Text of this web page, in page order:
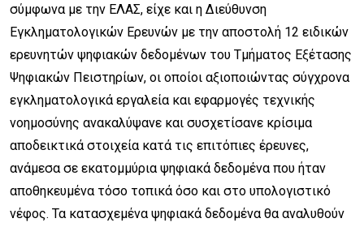
σύμφωνα με την ΕΛΑΣ, είχε και η Διεύθυνση
Εγκληματολογικών Ερευνών με την αποστολή 12 ειδικών
ερευνητών ψηφιακών δεδομένων του Τμήματος Εξέτασης
Ψηφιακών Πειστηρίων, οι οποίοι αξιοποιώντας σύγχρονα
εγκληματολογικά εργαλεία και εφαρμογές τεχνικής
νοημοσύνης ανακαλύψανε και συσχετίσανε κρίσιμα
αποδεικτικά στοιχεία κατά τις επιτόπιες έρευνες,
ανάμεσα σε εκατομμύρια ψηφιακά δεδομένα που ήταν
αποθηκευμένα τόσο τοπικά όσο και στο υπολογιστικό
νέφος. Τα κατασχεμένα ψηφιακά δεδομένα θα αναλυθούν